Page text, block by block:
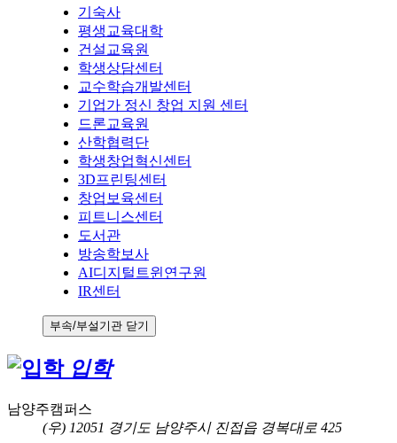
기숙사
평생교육대학
건설교육원
학생상담센터
교수학습개발센터
기업가 정신 창업 지원 센터
드론교육원
산학협력단
학생창업혁신센터
3D프린팅센터
창업보육센터
피트니스센터
도서관
방송학보사
AI디지털트윈연구원
IR센터
부속/부설기관 닫기
입학
남양주캠퍼스
(우) 12051 경기도 남양주시 진접읍 경복대로 425